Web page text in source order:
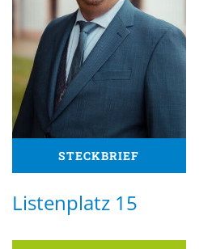
STECKBRIEF
Listenplatz 15